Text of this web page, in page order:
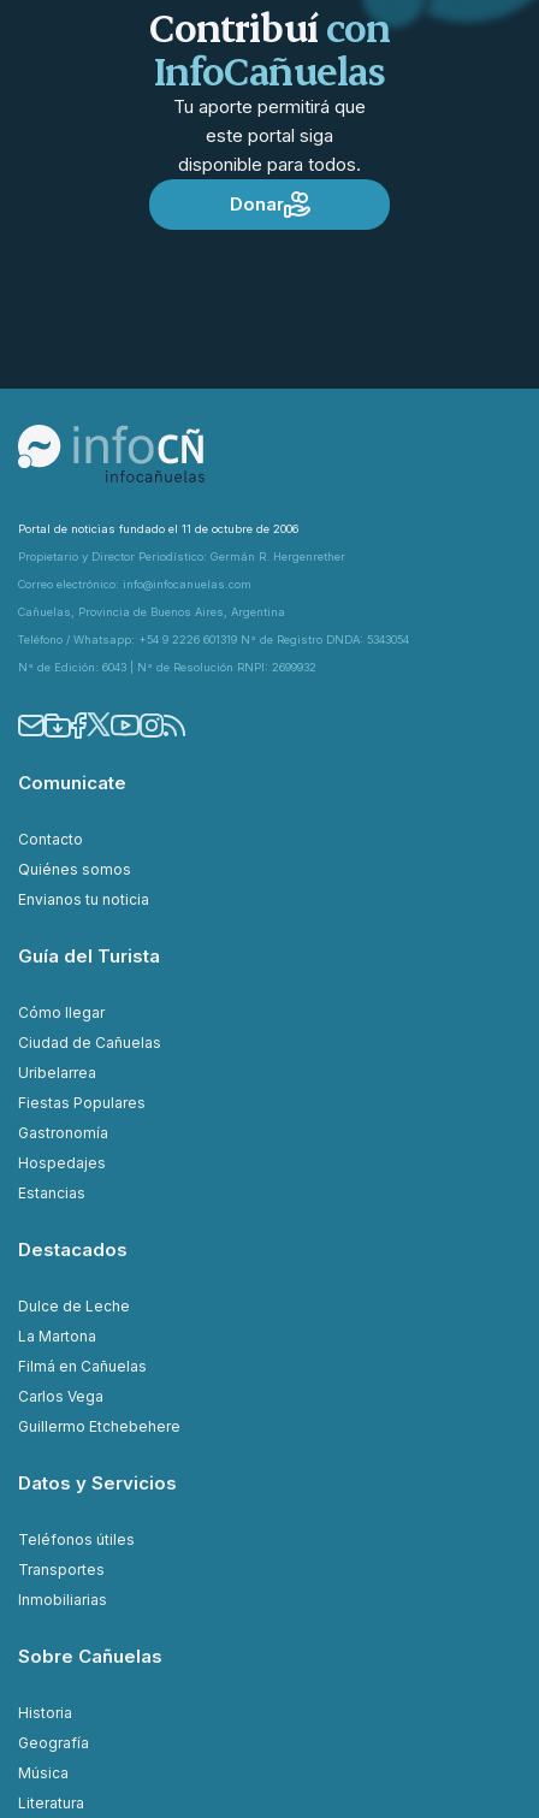
Contribuícon
InfoCañuelas
Tu aporte permitirá que
este portal siga
disponible para todos.
Donar
Portal de noticias fundado el 11 de octubre de 2006
Propietario y Director Periodístico: Germán R. Hergenrether
Correo electrónico: info@infocanuelas.com
Cañuelas, Provincia de Buenos Aires, Argentina
Teléfono / Whatsapp: +54 9 2226 601319 N° de Registro DNDA: 5343054
N° de Edición: 6043 | N° de Resolución RNPI: 2699932
Comunicate
Contacto
Quiénes somos
Envianos tu noticia
Guía del Turista
Cómo llegar
Ciudad de Cañuelas
Uribelarrea
Fiestas Populares
Gastronomía
Hospedajes
Estancias
Destacados
Dulce de Leche
La Martona
Filmá en Cañuelas
Carlos Vega
Guillermo Etchebehere
Datos y Servicios
Teléfonos útiles
Transportes
Inmobiliarias
Sobre Cañuelas
Historia
Geografía
Música
Literatura